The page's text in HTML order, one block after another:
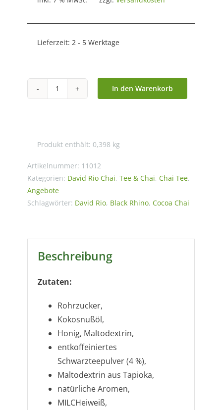
Lieferzeit: 2 - 5 Werktage
David
Spice
Decaf
Chai
(398
g)
In den Warenkorb
Produkt enthält: 0,398 kg
Artikelnummer: 11012
Kategorien: David Rio Chai, Tee & Chai, Chai Tee,
Angebote
Schlagwörter: David Rio, Black Rhino, Cocoa Chai
Beschreibung
Zutaten:
Rohrzucker,
Kokosnußöl,
Honig, Maltodextrin,
entkoffeiniertes
Schwarzteepulver (4 %),
Maltodextrin aus Tapioka,
natürliche Aromen,
MILCHeiweiß,